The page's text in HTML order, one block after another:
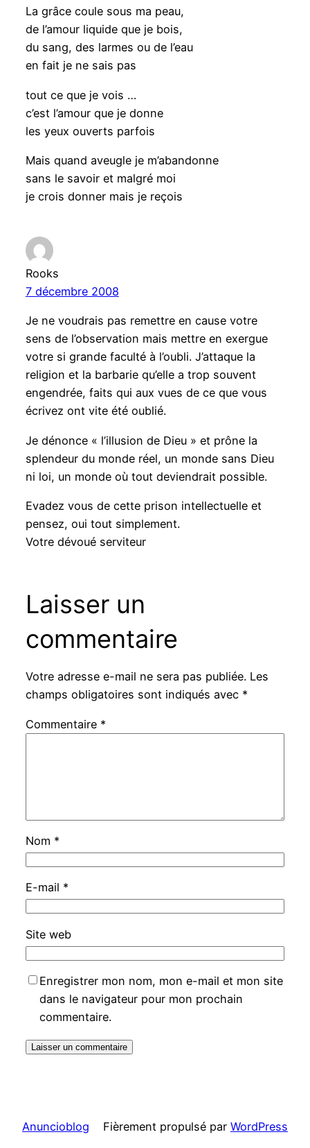
La grâce coule sous ma peau,
de l’amour liquide que je bois,
du sang, des larmes ou de l’eau
en fait je ne sais pas
tout ce que je vois …
c’est l’amour que je donne
les yeux ouverts parfois
Mais quand aveugle je m’abandonne
sans le savoir et malgré moi
je crois donner mais je reçois
Rooks
7 décembre 2008
Je ne voudrais pas remettre en cause votre
sens de l’observation mais mettre en exergue
votre si grande faculté à l’oubli. J’attaque la
religion et la barbarie qu’elle a trop souvent
engendrée, faits qui aux vues de ce que vous
écrivez ont vite été oublié.
Je dénonce « l’illusion de Dieu » et prône la
splendeur du monde réel, un monde sans Dieu
ni loi, un monde où tout deviendrait possible.
Evadez vous de cette prison intellectuelle et
pensez, oui tout simplement.
Votre dévoué serviteur
Laisser un
commentaire
Votre adresse e-mail ne sera pas publiée. Les
champs obligatoires sont indiqués avec *
Commentaire *
Nom *
E-mail *
Site web
Enregistrer mon nom, mon e-mail et mon site
dans le navigateur pour mon prochain
commentaire.
Anuncioblog Fièrement propulsé par WordPress